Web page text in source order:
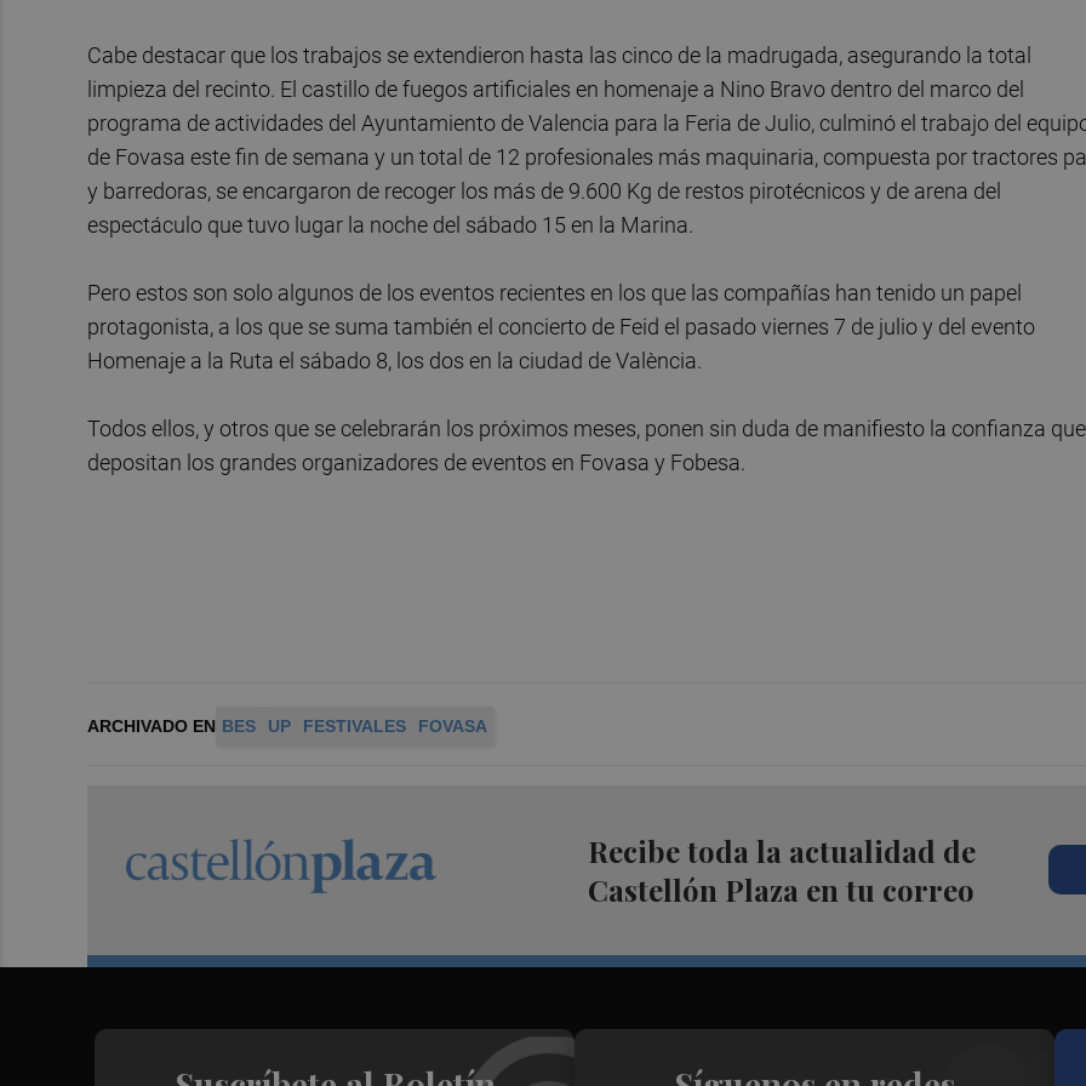
Cabe destacar que los trabajos se extendieron hasta las cinco de la madrugada, asegurando la total
limpieza del recinto. El castillo de fuegos artificiales en homenaje a Nino Bravo dentro del marco del
programa de actividades del Ayuntamiento de Valencia para la Feria de Julio, culminó el trabajo del
de Fovasa este fin de semana y un total de 12 profesionales más maquinaria, compuesta por tractores
y barredoras, se encargaron de recoger los más de 9.600 Kg de restos pirotécnicos y de arena del
espectáculo que tuvo lugar la noche del sábado 15 en la Marina.
Pero estos son solo algunos de los eventos recientes en los que las compañías han tenido un papel
protagonista, a los que se suma también el concierto de Feid el pasado viernes 7 de julio y del evento
Homenaje a la Ruta el sábado 8, los dos en la ciudad de València.
Todos ellos, y otros que se celebrarán los próximos meses, ponen sin duda de manifiesto la confianza que
depositan los grandes organizadores de eventos en Fovasa y Fobesa.
ARCHIVADO EN BES UP FESTIVALES FOVASA
Recibe toda la actualidad de
Castellón Plaza en tu correo